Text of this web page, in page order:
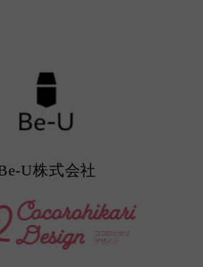
U株式会社